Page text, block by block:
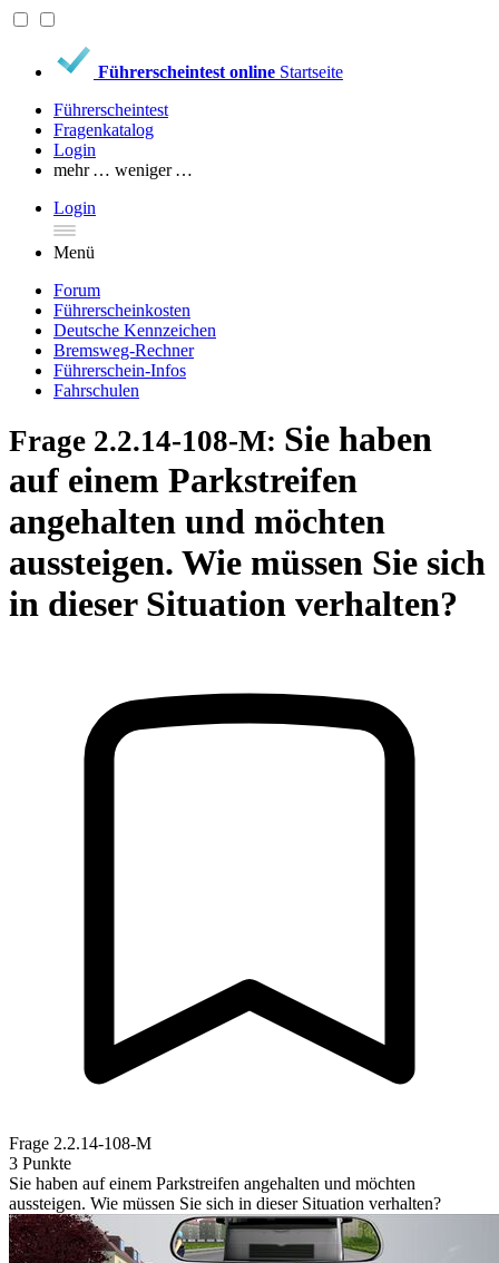
Führerscheintest online Startseite
Führerscheintest
Fragenkatalog
Login
mehr … weniger …
Login
Menü
Forum
Führerscheinkosten
Deutsche Kennzeichen
Bremsweg-Rechner
Führerschein-Infos
Fahrschulen
Frage 2.2.14-108-M: Sie haben
auf einem Parkstreifen
angehalten und möchten
aussteigen. Wie müssen Sie sich
in dieser Situation verhalten?
Frage 2.2.14-108-M
3 Punkte
Sie haben auf einem Parkstreifen angehalten und möchten
aussteigen. Wie müssen Sie sich in dieser Situation verhalten?